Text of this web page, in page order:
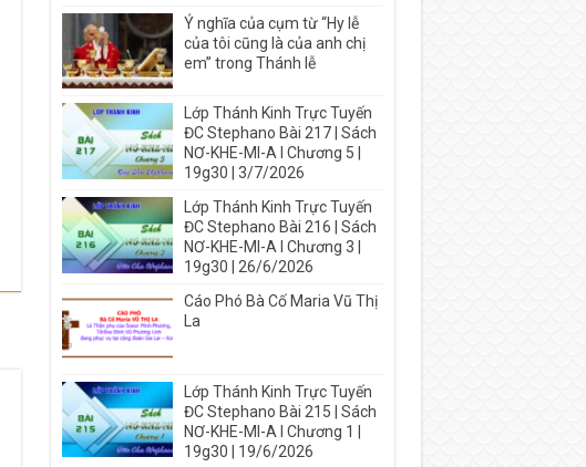
Ý nghĩa của cụm từ “Hy lễ
của tôi cũng là của anh chị
em” trong Thánh lễ
Lớp Thánh Kinh Trực Tuyến
ĐC Stephano Bài 217 | Sách
NƠ-KHE-MI-A I Chương 5 |
19g30 | 3/7/2026
Lớp Thánh Kinh Trực Tuyến
ĐC Stephano Bài 216 | Sách
NƠ-KHE-MI-A I Chương 3 |
19g30 | 26/6/2026
Cáo Phó Bà Cố Maria Vũ Thị
La
Lớp Thánh Kinh Trực Tuyến
ĐC Stephano Bài 215 | Sách
NƠ-KHE-MI-A I Chương 1 |
19g30 | 19/6/2026